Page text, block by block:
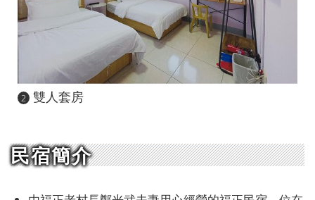
2 雙人套房
民宿簡介